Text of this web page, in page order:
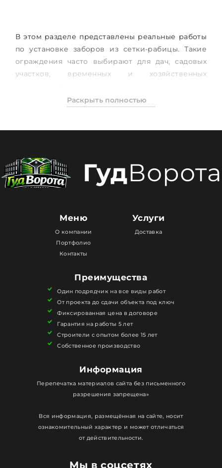
В этом разделе представлены реальные работы
по установке заборов из сетки-рабицы. Такие
ограждения часто выбирают для дач, садовых
участков, временных и хозяйственных
простота конструкции и быстрый монтаж.
посмотреть разные варианты исполнения,
высоту конструкции, особенности натяжки
сетки, установку опор и общий результат на
играет важную роль, поэтому реальные фото
особенно полезны для понимания итогового
вида забора.
сетку-рабицу как практичное и бюджетное
решение для участка. Реальные примеры
помогают понять, как такая ограда выглядит в
жизни, и принять решение на основе готовых
объектов, а не только по описанию.
Раскрыть полностью
ГудВорота
Мы в соцсетях
Меню
О компании
Портфолио
Контакты
Услуги
Доставка
Преимущества
Один подрядчик на все виды работ
От проекта до сдачи объекта под ключ
Фиксированная цена в договоре
Гарантия на работы 5 лет
Строители с опытом более 15 лет
Собственное производство
Информация
Перепечатка материалов сайта без письменного
разрешения запрещена»
Вся информация, размещённая на сайте, носит
ознакомительный характер и может отличаться
от действительности.